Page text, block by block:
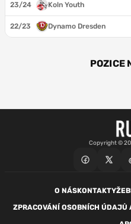
23/24 Koln Youth
22/23 Dynamo Dresden
POZICE
Copyright ©
O NÁSKONTAKTY
ZPRACOVÁNÍ OSOBNÍCH ÚDAJŮ